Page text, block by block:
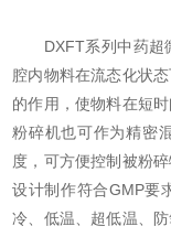
DXFT系列中药超微
腔内物料在流态化状
的作用，使物料在短
粉碎机也可作为精密
度，可方便控制被粉
设计制作符合GMP要
冷、低温、超低温、